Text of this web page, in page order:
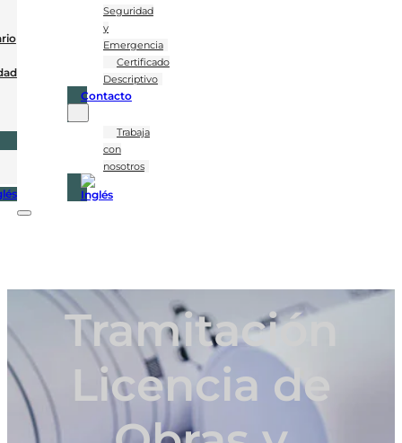
Seguridad
y
Emergencia
Certificado
Descriptivo
Contacto
Trabaja
con
nosotros
Tramitación
Licencia de